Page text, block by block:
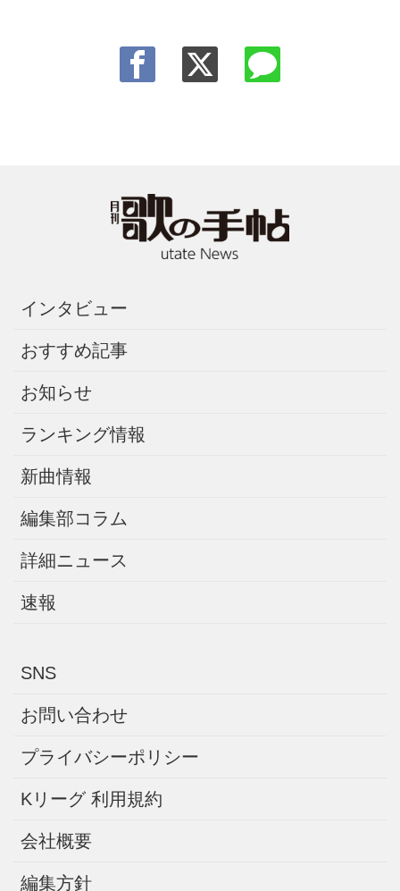
インタビュー
おすすめ記事
お知らせ
ランキング情報
新曲情報
編集部コラム
詳細ニュース
速報
SNS
お問い合わせ
プライバシーポリシー
Kリーグ 利用規約
会社概要
編集方針